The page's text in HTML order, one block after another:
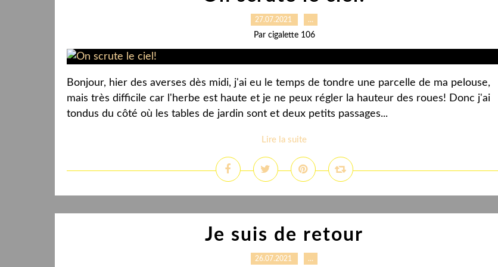
27.07.2021 …
Par cigalette 106
Bonjour, hier des averses dès midi, j'ai eu le temps de tondre une parcelle de ma pelouse,
mais très difficile car l'herbe est haute et je ne peux régler la hauteur des roues! Donc j'ai
tondus du côté où les tables de jardin sont et deux petits passages...
Lire la suite
Je suis de retour
26.07.2021 …